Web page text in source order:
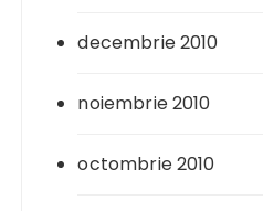
decembrie 2010
noiembrie 2010
octombrie 2010